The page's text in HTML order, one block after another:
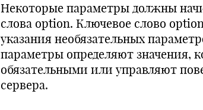
Некоторые параметры должны
слова option. Ключевое слово
указания необязательных
параметры определяют значения,
обязательными или управляют
сервера.